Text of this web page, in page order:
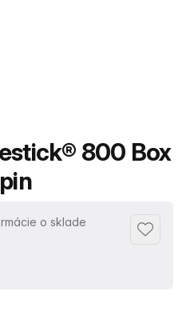
800 Box
o sklade
Pridať